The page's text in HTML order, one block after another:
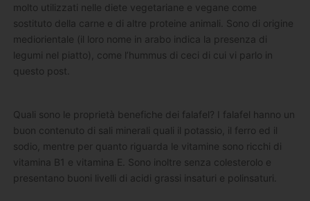
molto utilizzati nelle diete vegetariane e vegane come
sostituto della carne e di altre proteine animali. Sono di origine
mediorientale (il loro nome in arabo indica la presenza di
legumi nel piatto), come l’hummus di ceci di cui vi parlo in
questo post.
Quali sono le proprietà benefiche dei falafel? I falafel hanno un
buon contenuto di sali minerali quali il potassio, il ferro ed il
sodio, mentre per quanto riguarda le vitamine sono ricchi di
vitamina B1 e vitamina E. Sono inoltre senza colesterolo e
presentano buoni livelli di acidi grassi insaturi e polinsaturi.